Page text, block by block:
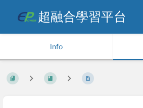
超融合學習平台
Info